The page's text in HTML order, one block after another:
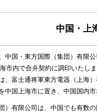
中国・上
中国・東方国際（集団）有限
市内で合弁契約に調印いたし
、富士通将軍東方電器（上海
中国上海市に置き、中国国内
）有限公司は、中国でも有数